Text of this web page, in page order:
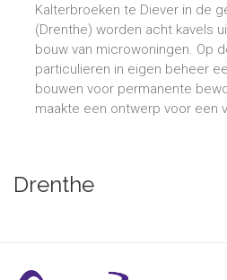
Kalterbroeken te Diever in de
(Drenthe) worden acht kavels
bouw van microwoningen. Op
particulieren in eigen beheer
bouwen voor permanente
maakte een ontwerp voor een
Drenthe